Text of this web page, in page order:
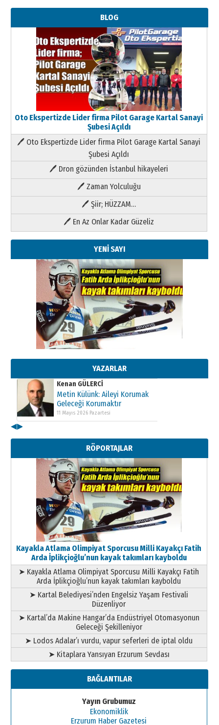
BLOG
Oto Ekspertizde Lider firma Pilot Garage Kartal Sanayi
Şubesi Açıldı
🖊 Oto Ekspertizde Lider firma Pilot Garage Kartal Sanayi
Şubesi Açıldı
🖊 Dron gözünden İstanbul hikayeleri
🖊 Zaman Yolculuğu
🖊 Şiir; HÜZZAM…
🖊 En Az Onlar Kadar Güzeliz
YENİ SAYI
YAZARLAR
Kenan GÜLERCİ
Metin Külünk: Aileyi Korumak
11 Mayıs 2026 Pazartesi
Kenan GÜLERCİ
Metin Külünk: Aileyi Korumak
Geleceği Korumaktır
11 Mayıs 2026 Pazartesi
Metin Külünk: Aileyi Korumak
Geleceği Korumaktır
11 Mayıs 2026 Pazartesi
◀▶
RÖPORTAJLAR
Kayakla Atlama Olimpiyat Sporcusu Milli Kayakçı Fatih
Arda İplikçioğlu’nun kayak takımları kayboldu
➤ Kayakla Atlama Olimpiyat Sporcusu Milli Kayakçı Fatih
Arda İplikçioğlu’nun kayak takımları kayboldu
➤ Kartal Belediyesi’nden Engelsiz Yaşam Festivali
Düzenliyor
➤ Kartal’da Makine Hangar’da Endüstriyel Otomasyonun
Geleceği Şekilleniyor
➤ Lodos Adalar’ı vurdu, vapur seferleri de iptal oldu
➤ Kitaplara Yansıyan Erzurum Sevdası
BAĞLANTILAR
Yayın Grubumuz
Ekonomiklik
Erzurum Haber Gazetesi